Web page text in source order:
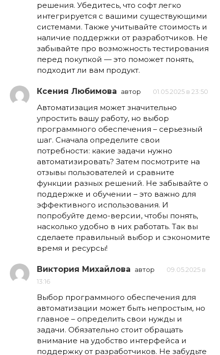
решения. Убедитесь, что софт легко
интегрируется с вашими существующими
системами. Также учитывайте стоимость и
наличие поддержки от разработчиков. Не
забывайте про возможность тестирования
перед покупкой — это поможет понять,
подходит ли вам продукт.
Ксения Любимова автор 01.05.2025 в 23:50
Автоматизация может значительно
упростить вашу работу, но выбор
программного обеспечения – серьезный
шаг. Сначала определите свои
потребности: какие задачи нужно
автоматизировать? Затем посмотрите на
отзывы пользователей и сравните
функции разных решений. Не забывайте о
поддержке и обучении – это важно для
эффективного использования. И
попробуйте демо-версии, чтобы понять,
насколько удобно в них работать. Так вы
сделаете правильный выбор и сэкономите
время и ресурсы!
Виктория Михайлова автор
09.05.2025 в
13:16
Выбор программного обеспечения для
автоматизации может быть непростым, но
главное – определить свои нужды и
задачи. Обязательно стоит обращать
внимание на удобство интерфейса и
поддержку от разработчиков. Не забудьте